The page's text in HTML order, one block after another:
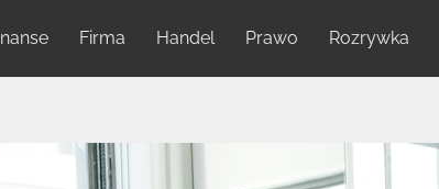
Firma Handel Prawo Rozrywka